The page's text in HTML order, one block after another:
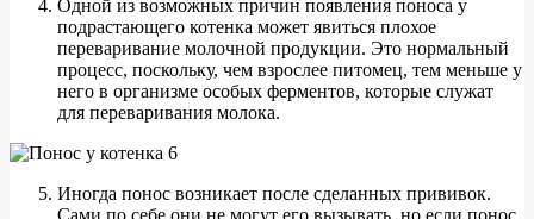
Одной из возможных причин появления поноса у
подрастающего котенка может явиться плохое
переваривание молочной продукции. Это нормальный
процесс, поскольку, чем взрослее питомец, тем меньше у
него в организме особых ферментов, которые служат
для переваривания молока.
Иногда понос возникает после сделанных прививок.